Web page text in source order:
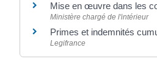
Mise en œuvre dans les
Ministère chargé de l'intérieur
Primes et indemnités
Legifrance